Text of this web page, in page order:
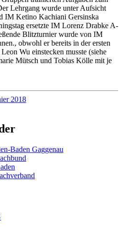
Lehrgang wurde unter Aufsicht
IM Ketino Kachiani Gersinska
ersetzte IM Lorenz Drabke A-
Blitzturnier wurde von IM
obwohl er bereits in der ersten
Wu einstecken musste (siehe
Mütsch und Tobias Kölle mit je
2018